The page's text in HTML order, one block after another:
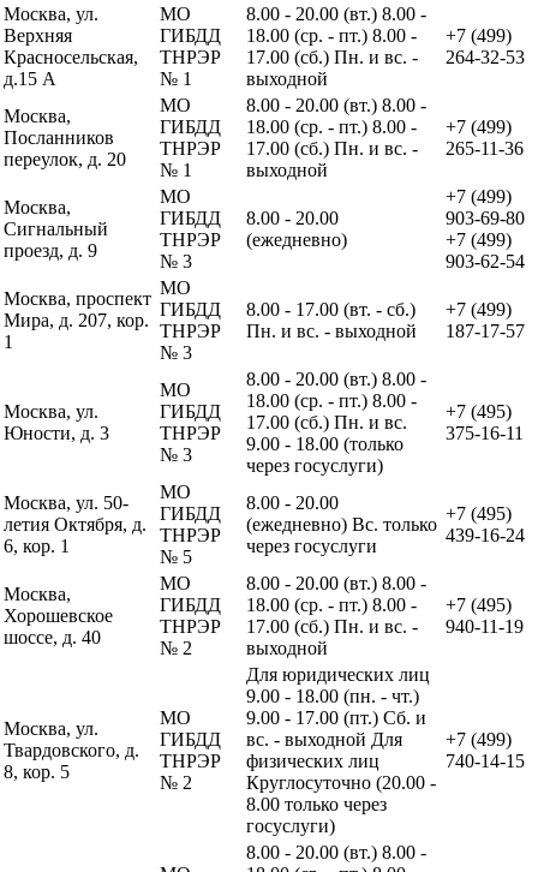
Москва, ул.
Верхняя
Красносельская,
д.15 А
МО
ГИБДД
ТНРЭР
№ 1
8.00 - 20.00 (вт.) 8.00 -
18.00 (ср. - пт.) 8.00 -
17.00 (сб.) Пн. и вс. -
выходной
+7 (499)
264-32-53
Москва,
Посланников
переулок, д. 20
МО
ГИБДД
ТНРЭР
№ 1
8.00 - 20.00 (вт.) 8.00 -
18.00 (ср. - пт.) 8.00 -
17.00 (сб.) Пн. и вс. -
выходной
+7 (499)
265-11-36
Москва,
Сигнальный
проезд, д. 9
МО
ГИБДД
ТНРЭР
№ 3
8.00 - 20.00
(ежедневно)
+7 (499)
903-69-80
+7 (499)
903-62-54
Москва, проспект
Мира, д. 207, кор.
1
МО
ГИБДД
ТНРЭР
№ 3
8.00 - 17.00 (вт. - сб.)
Пн. и вс. - выходной
+7 (499)
187-17-57
Москва, ул.
Юности, д. 3
МО
ГИБДД
ТНРЭР
№ 3
8.00 - 20.00 (вт.) 8.00 -
18.00 (ср. - пт.) 8.00 -
17.00 (сб.) Пн. и вс.
9.00 - 18.00 (только
через госуслуги)
+7 (495)
375-16-11
Москва, ул. 50-
летия Октября, д.
6, кор. 1
МО
ГИБДД
ТНРЭР
№ 5
8.00 - 20.00
(ежедневно) Вс. только
через госуслуги
+7 (495)
439-16-24
Москва,
Хорошевское
шоссе, д. 40
МО
ГИБДД
ТНРЭР
№ 2
8.00 - 20.00 (вт.) 8.00 -
18.00 (ср. - пт.) 8.00 -
17.00 (сб.) Пн. и вс. -
выходной
+7 (495)
940-11-19
Москва, ул.
Твардовского, д.
8, кор. 5
МО
ГИБДД
ТНРЭР
№ 2
Для юридических лиц
9.00 - 18.00 (пн. - чт.)
9.00 - 17.00 (пт.) Сб. и
вс. - выходной Для
физических лиц
Круглосуточно (20.00 -
8.00 только через
госуслуги)
+7 (499)
740-14-15
8.00 - 20.00 (вт.) 8.00 -